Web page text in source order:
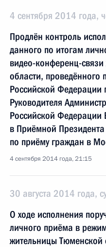
4 сентября 2014 года,
Продлён контроль
данного по итогам
видео-конференц-
области, проведённого
Российской Федерации
Руководителя
Российской
в Приёмной
по приёму граждан в
4 сентября 2014 года, 21:15
30 августа 2014 года,
О ходе исполнения
личного приёма в
жительницы Тюменской